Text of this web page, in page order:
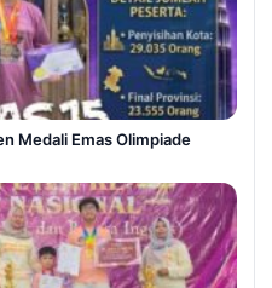
Medali Emas Olimpiade